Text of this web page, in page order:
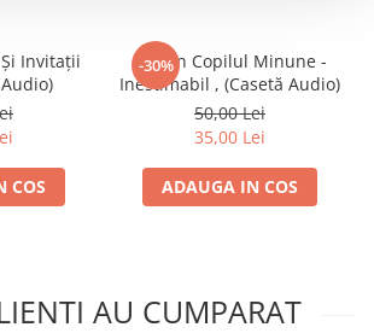
Invitații
COS
-30%
Adrian Copilul Minune -
Inestimabil , (Casetă Audio)
50,00 Lei
35,00 Lei
ADAUGA IN COS
AU CUMPARAT